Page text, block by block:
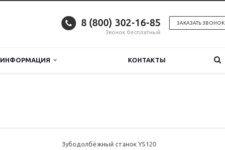
ЗАКАЗАТЬ ЗВОНОК
8 (800) 302-16-85
Звонок бесплатный
ИНФОРМАЦИЯ КОНТАКТЫ
Зубодолбёжный станок Y5120